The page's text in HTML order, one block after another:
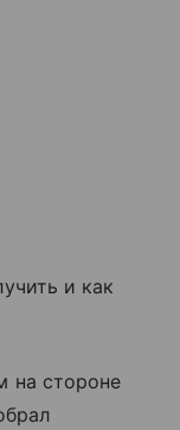
и как
на стороне